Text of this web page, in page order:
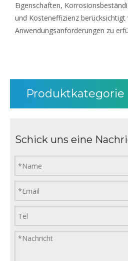
Eigenschaften,
und Kosteneffizienz
Anwendungsanforderungen zu
Produktkategorie
Schick uns eine